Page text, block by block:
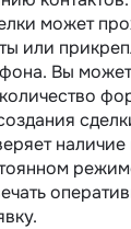
может
или
Вы